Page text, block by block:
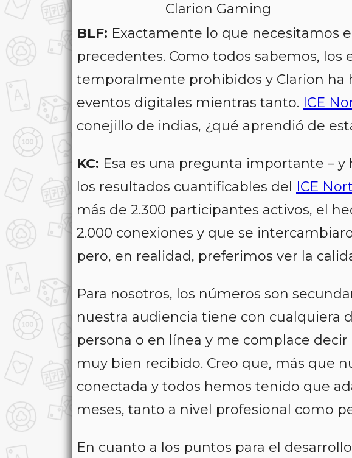
Clarion Gaming
BLF: Exactamente lo que necesitamos
precedentes. Como todos sabemos, los
temporalmente prohibidos y Clarion ha
eventos digitales mientras tanto. ICE
conejillo de indias, ¿qué aprendió de
KC: Esa es una pregunta importante –
los resultados cuantificables del ICE
más de 2.300 participantes activos, el
2.000 conexiones y que se
pero, en realidad, preferimos ver la
Para nosotros, los números son
nuestra audiencia tiene con cualquiera
persona o en línea y me complace
muy bien recibido. Creo que, más que
conectada y todos hemos tenido que
meses, tanto a nivel profesional como
En cuanto a los puntos para el